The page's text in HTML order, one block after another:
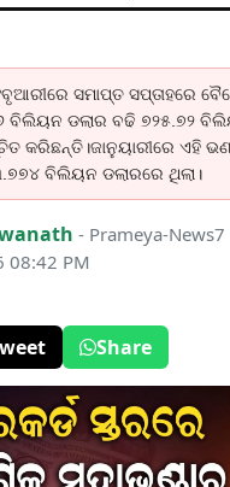
ସମାପ୍ତ ସପ୍ତାହରେ
ବିଲିୟନ ଡଲାର ବଢି ୭୨୫.୭୨
କରିଛନ୍ତି।ଜାନୁୟାରୀରେ ଏହି
ବିଲିୟନ ଡଲାରରେ ଥିଲା।
- Prameya-
08:42 PM
Share